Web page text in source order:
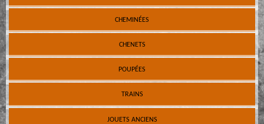
CHEMINÉES
CHENETS
POUPÉES
TRAINS
JOUETS ANCIENS